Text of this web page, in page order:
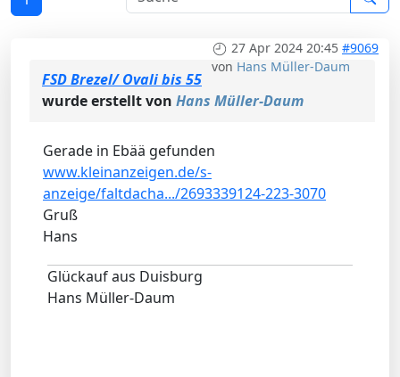
27 Apr 2024 20:45 #9069
von Hans Müller-Daum
FSD Brezel/ Ovali bis 55
wurde erstellt von Hans Müller-Daum
Gerade in Ebää gefunden
www.kleinanzeigen.de/s-
anzeige/faltdacha.../2693339124-223-3070
Gruß
Hans
Glückauf aus Duisburg
Hans Müller-Daum